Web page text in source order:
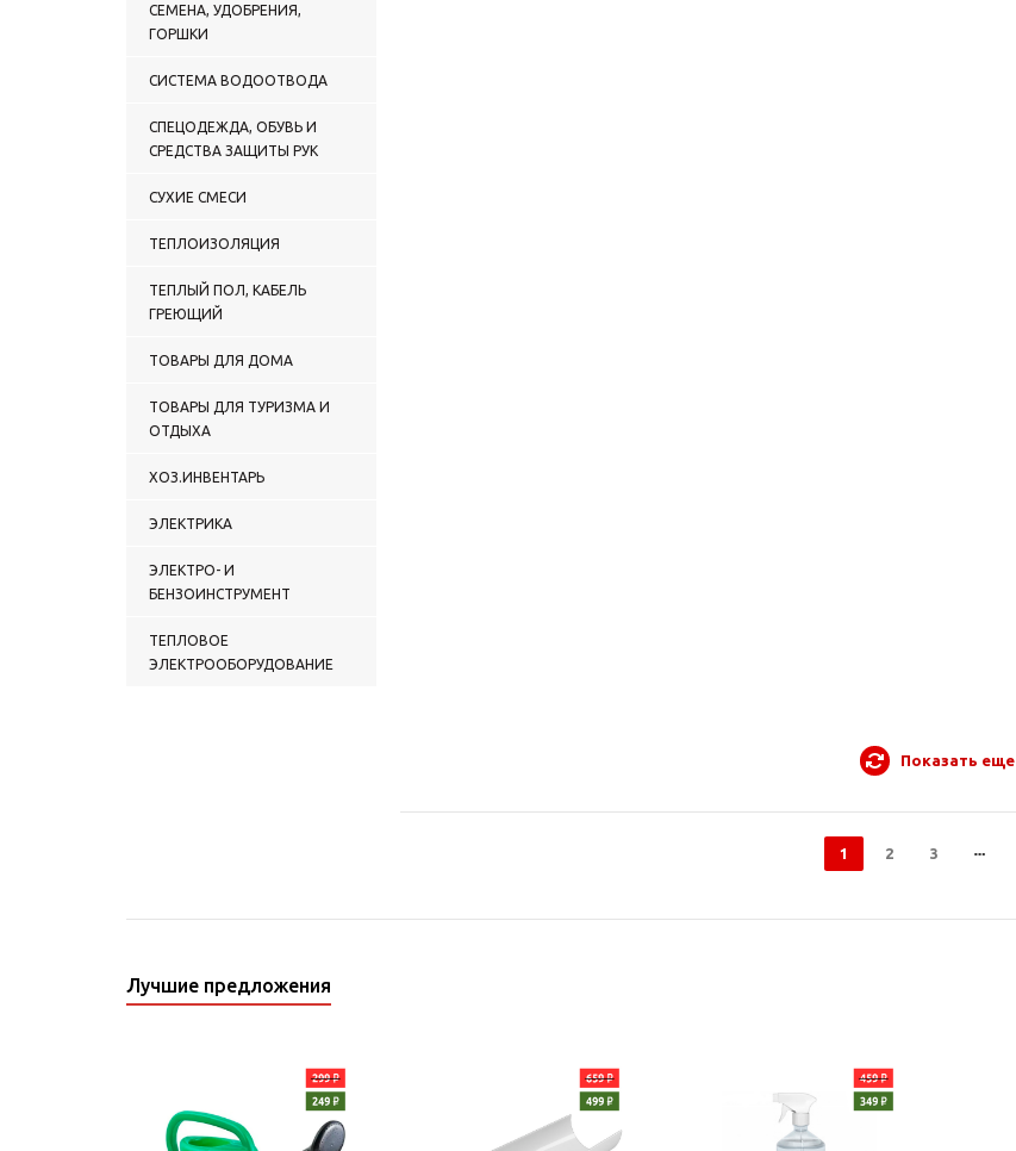
СЕМЕНА, УДОБРЕНИЯ,
ГОРШКИ
СИСТЕМА ВОДООТВОДА
СПЕЦОДЕЖДА, ОБУВЬ И
СРЕДСТВА ЗАЩИТЫ РУК
СУХИЕ СМЕСИ
ТЕПЛОИЗОЛЯЦИЯ
ТЕПЛЫЙ ПОЛ, КАБЕЛЬ
ГРЕЮЩИЙ
ТОВАРЫ ДЛЯ ДОМА
ТОВАРЫ ДЛЯ ТУРИЗМА И
ОТДЫХА
ХОЗ.ИНВЕНТАРЬ
ЭЛЕКТРИКА
ЭЛЕКТРО- И
БЕНЗОИНСТРУМЕНТ
ТЕПЛОВОЕ
ЭЛЕКТРООБОРУДОВАНИЕ
Показать еще
1 2 3
Лучшие предложения